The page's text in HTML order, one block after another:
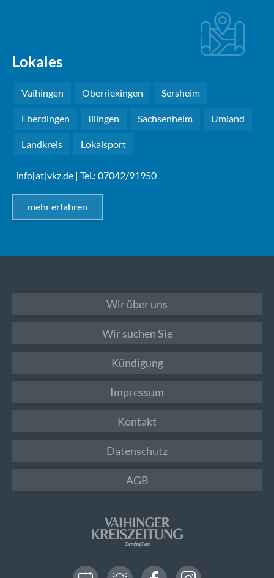
Lokales
Vaihingen Oberriexingen Sersheim
Eberdingen Illingen Sachsenheim Umland
Landkreis Lokalsport
info[at]vkz.de | Tel.: 07042/91950
mehr erfahren
Wir über uns
Wir suchen Sie
Kündigung
Impressum
Kontakt
Datenschutz
AGB